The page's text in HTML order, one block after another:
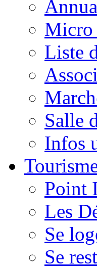
Micro
Liste
Salle
Infos
Point
Les
Se
Se